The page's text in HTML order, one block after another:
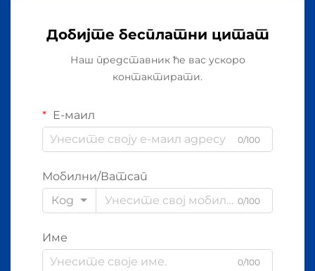
Добијте бесплатни цитат
Наш представник ће вас ускоро
контактирати.
Е-маил
0/100
Мобилни/Ватсап
Код
0/100
Име
0/100